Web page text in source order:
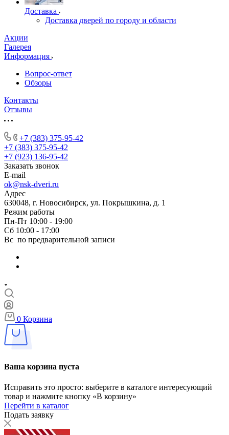
Доставка
Доставка дверей по городу и области
Акции
Галерея
Информация
Вопрос-ответ
Обзоры
Контакты
Отзывы
+7 (383) 375-95-42
+7 (383) 375-95-42
+7 (923) 136-95-42
Заказать звонок
E-mail
ok@nsk-dveri.ru
Адрес
630048, г. Новосибирск, ул. Покрышкина, д. 1
Режим работы
Пн-Пт 10:00 - 19:00
Сб 10:00 - 17:00
Вс по предварительной записи
0 Корзина
Ваша корзина пуста
Исправить это просто: выберите в каталоге интересующий
товар и нажмите кнопку «В корзину»
Перейти в каталог
Подать заявку